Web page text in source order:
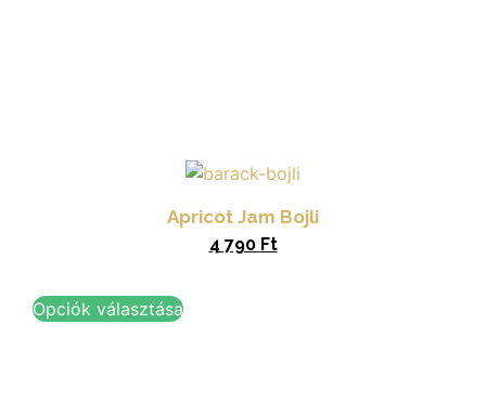
Apricot Jam Bojli
4 790 Ft
Opciók választása